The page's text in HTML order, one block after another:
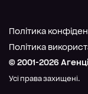
© 2001-2026
Усі права захищені.
Політика
Політика